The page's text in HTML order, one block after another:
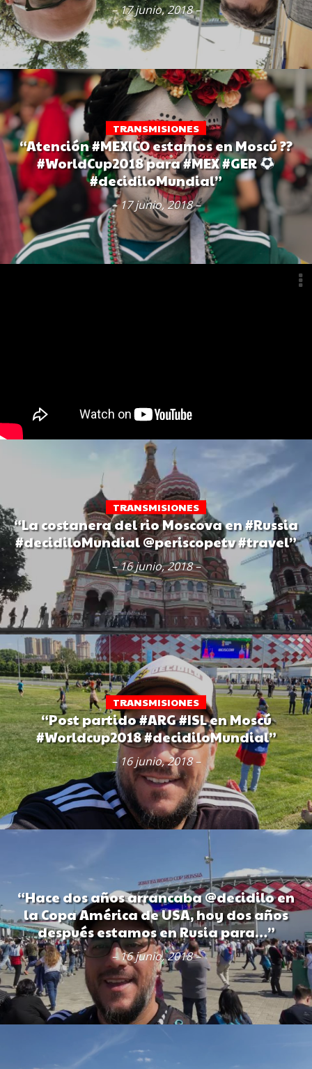
– 17 junio, 2018 –
TRANSMISIONES
“Atención #MEXICO estamos en Moscú ??
#WorldCup2018 para #MEX #GER
#decidiloMundial”
– 17 junio, 2018 –
TRANSMISIONES
“La costanera del rio Moscova en #Russia
#decidiloMundial @periscopetv #travel”
– 16 junio, 2018 –
TRANSMISIONES
“Post partido #ARG #ISL en Moscú
#Worldcup2018 #decidiloMundial”
– 16 junio, 2018 –
“Hace dos años arrancaba @decidilo en
la Copa América de USA, hoy dos años
después estamos en Rusia para…”
– 16 junio, 2018 –